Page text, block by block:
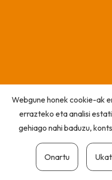
Webgune honek cookie-ak
errazteko eta analisi
gehiago nahi baduzu,
Onartu